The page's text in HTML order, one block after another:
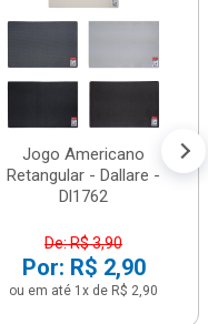
Jogo Americano
Retangular - Dallare -
Dl1762
De: R$ 3,90
Por: R$ 2,90
ou em até 1x de R$ 2,90